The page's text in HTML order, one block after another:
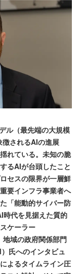
ル（最先端の大規模
されるAIの進展
れている。未知の脆
るAIが台頭したこと
セスの限界が一層鮮
要インフラ事業者へ
「能動的サイバー防
代を見据えた質的
ケーラー
地域の政府関係部門
氏へのインタビュ
よるタイムライン圧